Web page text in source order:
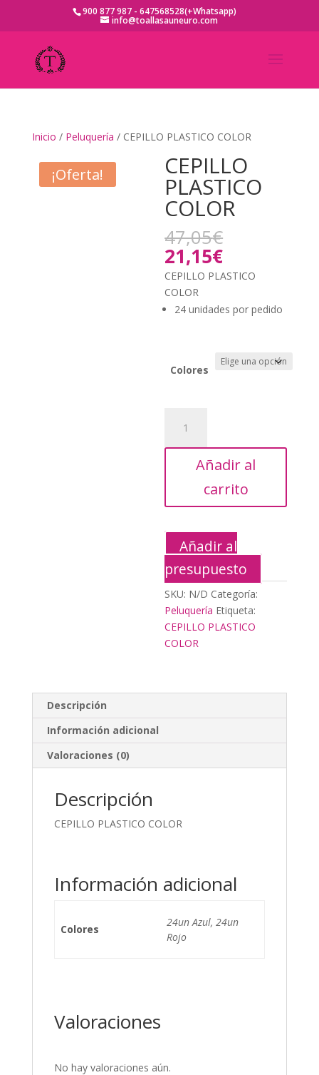
900 877 987 - 647568528(+Whatsapp)
info@toallasauneuro.com
Inicio / Peluquería / CEPILLO PLASTICO COLOR
¡Oferta! CEPILLO
PLASTICO
COLOR
47,05€
original
era:
47,05€.
21,15€El
precio
actual
es:
21,15€.
CEPILLO PLASTICO
COLOR
24 unidades por pedido
Colores
PLASTICO
COLOR
cantidadAñadir al
carrito
Añadir al
presupuesto
SKU: N/D Categoría:
Peluquería Etiqueta:
CEPILLO PLASTICO
COLOR
Descripción
Información adicional
Valoraciones (0)
Descripción
CEPILLO PLASTICO COLOR
Información adicional
Colores
24un Azul, 24un
Rojo
Valoraciones
No hay valoraciones aún.